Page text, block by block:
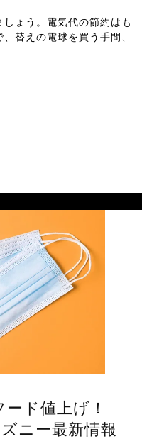
ょう。電気代の節約はも
替えの電球を買う手間、
ド値上げ！
ニー最新情報